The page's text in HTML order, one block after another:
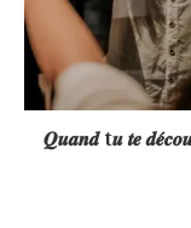
𝑸𝒖𝒂𝒏𝒅 t𝒖 𝒕𝒆